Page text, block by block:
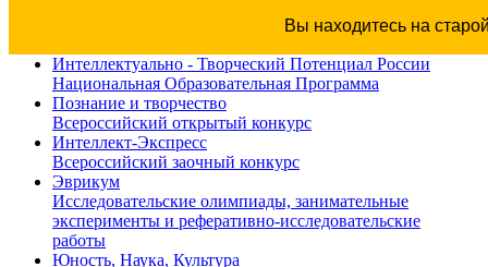
Вы находитесь на
Интеллектуально - Творческий Потенциал России
Национальная Образовательная Программа
Познание и творчество
Всероссийский открытый конкурс
Интеллект-Экспресс
Всероссийский заочный конкурс
Эврикум
Исследовательские олимпиады, занимательные
эксперименты и реферативно-исследовательские
работы
Юность, Наука, Культура